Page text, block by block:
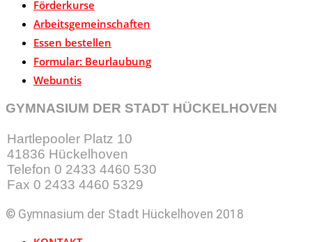
Förderkurse
Arbeitsgemeinschaften
Essen bestellen
Formular: Beurlaubung
Webuntis
GYMNASIUM DER STADT HÜCKELHOVEN
Hartlepooler Platz 10
41836 Hückelhoven
Telefon 0 2433 4460 530
Fax 0 2433 4460 5329
© Gymnasium der Stadt Hückelhoven 2018